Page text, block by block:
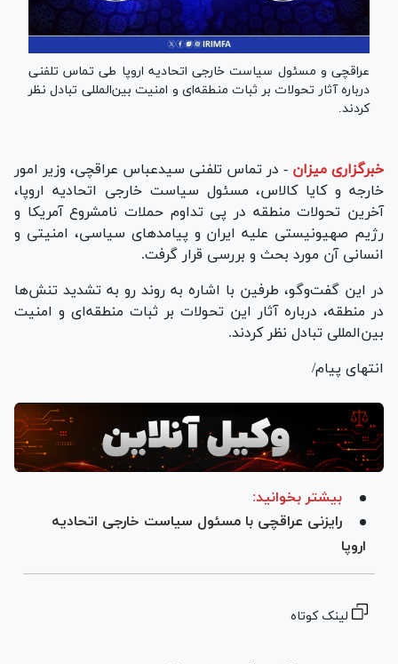
عراقچی و مسئول سیاست خارجی اتحادیه اروپا طی تماس تلفنی
درباره آثار تحولات بر ثبات منطقه‌ای و امنیت بین‌المللی تبادل نظر
کردند.
خبرگزاری میزان - در تماس تلفنی سیدعباس عراقچی، وزیر امور
خارجه و کایا کالاس، مسئول سیاست خارجی اتحادیه اروپا،
آخرین تحولات منطقه در پی تداوم حملات نامشروع آمریکا و
رژیم صهیونیستی علیه ایران و پیامدهای سیاسی، امنیتی و
انسانی آن مورد بحث و بررسی قرار گرفت.
در این گفت‌وگو، طرفین با اشاره به روند رو به تشدید تنش‌ها
در منطقه، درباره آثار این تحولات بر ثبات منطقه‌ای و امنیت
بین‌المللی تبادل نظر کردند.
انتهای پیام/
بیشتر بخوانید:
رایزنی عراقچی با مسئول سیاست خارجی اتحادیه
اروپا
لینک کوتاه